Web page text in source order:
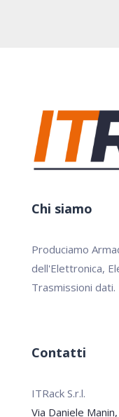
Chi siamo
Produciamo
dell'Elettronica,
Trasmissioni dati.
Contatti
ITRack S.r.l.
Via Daniele